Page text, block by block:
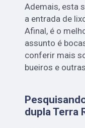
Ademais, esta
a entrada de
Afinal, é o
assunto é
conferir mais
bueiros e
dupla Terra